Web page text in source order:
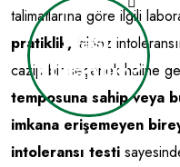
talimatlarına göre ilgili
pratiklik, laktoz
cazip bir seçenek haline
temposuna sahip veya
imkana erişemeyen
intoleransı testi
Nasıl
Kullanılır?